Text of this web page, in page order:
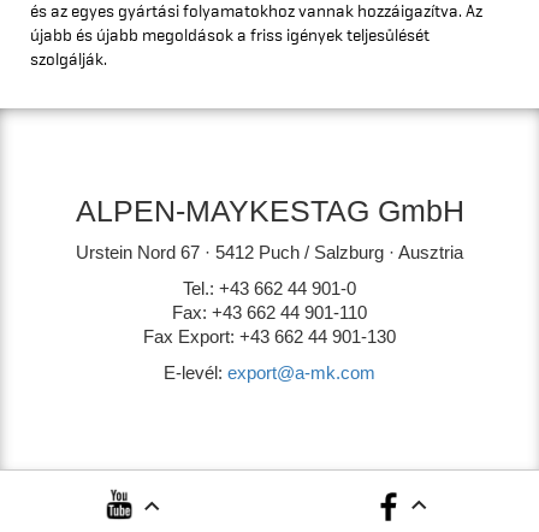
és az egyes gyártási folyamatokhoz vannak hozzáigazítva. Az
újabb és újabb megoldások a friss igények teljesülését
szolgálják.
ALPEN-MAYKESTAG GmbH
Urstein Nord 67 · 5412 Puch / Salzburg · Ausztria
Tel.: +43 662 44 901-0
Fax: +43 662 44 901-110
Fax Export: +43 662 44 901-130
E-levél: export@a-mk.com